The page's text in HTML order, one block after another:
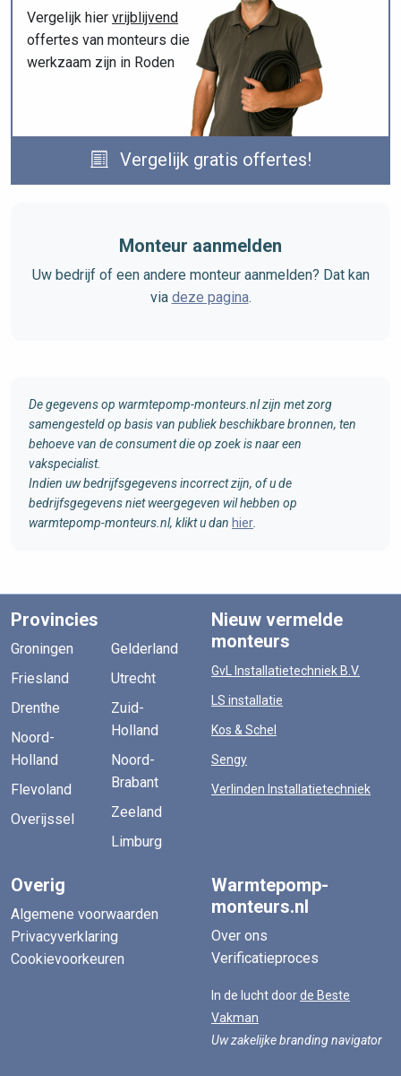
Vergelijk hier vrijblijvend
offertes van monteurs die
werkzaam zijn in Roden
Vergelijk gratis offertes!
Monteur aanmelden
Uw bedrijf of een andere monteur aanmelden? Dat kan
via deze pagina.
De gegevens op warmtepomp-monteurs.nl zijn met zorg
samengesteld op basis van publiek beschikbare bronnen, ten
behoeve van de consument die op zoek is naar een
vakspecialist.
Indien uw bedrijfsgegevens incorrect zijn, of u de
bedrijfsgegevens niet weergegeven wil hebben op
warmtepomp-monteurs.nl, klikt u dan hier
Provincies
Groningen
Friesland
Drenthe
Noord-
Holland
Flevoland
Overijssel
Gelderland
Utrecht
Zuid-
Holland
Noord-
Brabant
Zeeland
Limburg
Nieuw vermelde
monteurs
GvL Installatietechniek B.V.
LS installatie
Kos & Schel
Sengy
Verlinden Installatietechniek
Overig
Algemene voorwaarden
Privacyverklaring
Cookievoorkeuren
Warmtepomp-
monteurs.nl
Over ons
Verificatieproces
In de lucht doorde Beste
Vakman
Uw zakelijke branding navigator